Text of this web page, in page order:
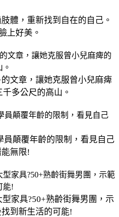
體，重新找到自在的自己。
上好美。
文章，讓她克服曾小兒麻痺
多公尺的高山。
顛覆年齡的限制，看見自己
無限!
家具?50+熟齡街舞男團，示
到新生活的可能!